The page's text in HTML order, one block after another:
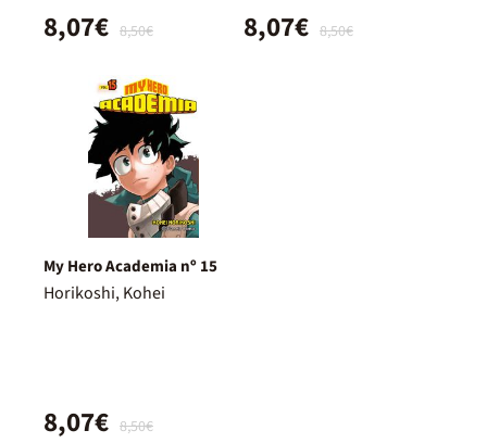
8,50€
8,07€ 8,50€
8,07€
My Hero Academia nº 15
Horikoshi, Kohei
8,50€
8,07€